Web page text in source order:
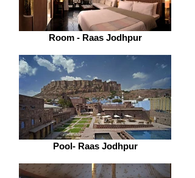
Room - Raas Jodhpur
Pool- Raas Jodhpur